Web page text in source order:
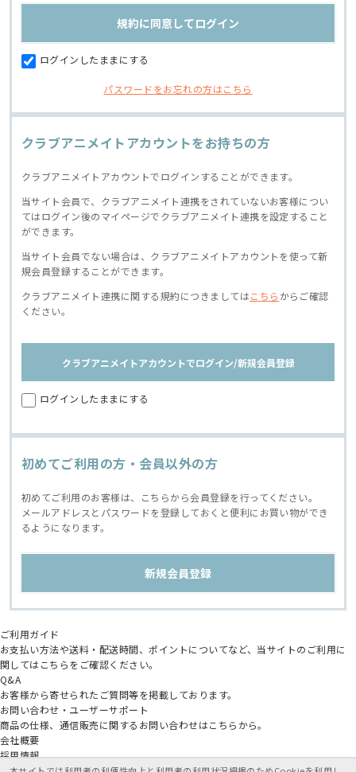
ログインしたままにする
パスワードをお忘れの方はこちら
クラブアニメイトアカウントをお持ちの方
クラブアニメイトアカウントでログインすることができます。
当サイト会員で、クラブアニメイト連携をされていないお客様につい
てはログイン後のマイページでクラブアニメイト連携を設定すること
ができます。
当サイト会員でない場合は、クラブアニメイトアカウントを使って新
規会員登録することができます。
クラブアニメイト連携に関する規約につきましてはこちら からご確認
ください。
クラブアニメイトアカウントでログイン/新規会員登録
ログインしたままにする
初めてご利用の方・会員以外の方
初めてご利用のお客様は、こちらから会員登録を行ってください。
メールアドレスとパスワードを登録しておくと便利にお買い物ができ
るようになります。
ご利用ガイド
お支払い方法や送料・配送時間、ポイントについてなど、当サイトのご利用に
関してはこちらをご確認ください。
Q&A
お客様から寄せられたご質問等を掲載しております。
お問い合わせ・ユーザーサポート
商品の仕様、通信販売に関するお問い合わせはこちらから。
会社概要
採用情報